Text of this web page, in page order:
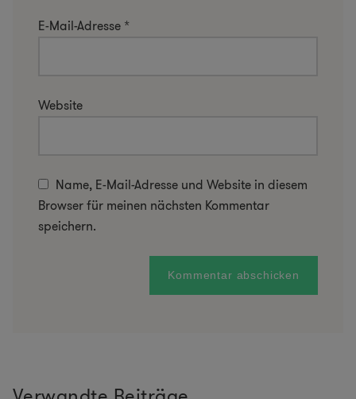
E-Mail-Adresse *
Website
Name, E-Mail-Adresse und Website in diesem
Browser für meinen nächsten Kommentar
speichern.